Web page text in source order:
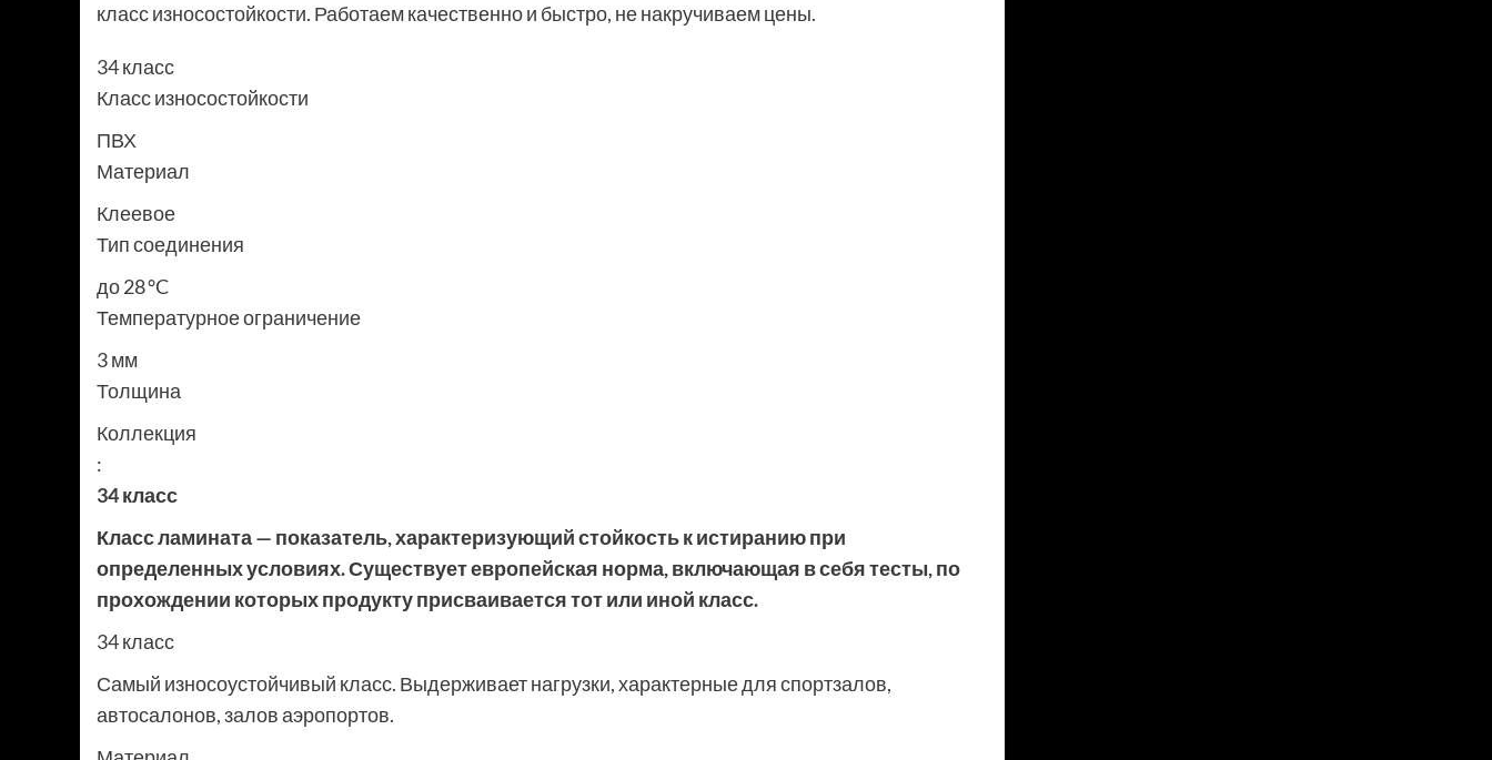
класс износостойкости. Работаем качественно и быстро, не накручиваем цены.
34 класс
Класс износостойкости
ПВХ
Материал
Клеевое
Тип соединения
до 28 °C
Температурное ограничение
3 мм
Толщина
Коллекция
:
34 класс
Класс ламината — показатель, характеризующий стойкость к истиранию при
определенных условиях. Существует европейская норма, включающая в себя тесты, по
прохождении которых продукту присваивается тот или иной класс.
34 класс
Самый износоустойчивый класс. Выдерживает нагрузки, характерные для спортзалов,
автосалонов, залов аэропортов.